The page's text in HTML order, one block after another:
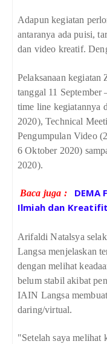
Adapun kegiatan
antaranya ada puisi,
dan video kreatif.
Pelaksanaan
tanggal 11
time line kegiatannya
2020), Technical
Pengumpulan Video
6 Oktober 2020)
2020).
Baca juga :
DEMA
Ilmiah dan
Arifaldi Natalsya
Langsa menjelaskan
dengan melihat
belum stabil akibat
IAIN Langsa
daring/virtual.
"Setelah saya melihat